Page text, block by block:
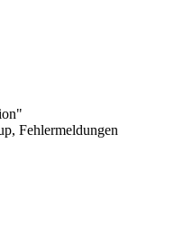
Fehlermeldungen